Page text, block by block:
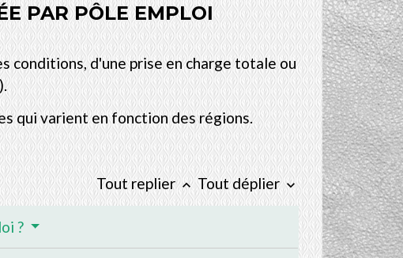
PAR PÔLE EMPLOI
conditions, d'une prise en charge totale ou
qui varient en fonction des régions.
Tout replierkeyboard_arrow_up Tout déplier keyboard_arrow_down
?